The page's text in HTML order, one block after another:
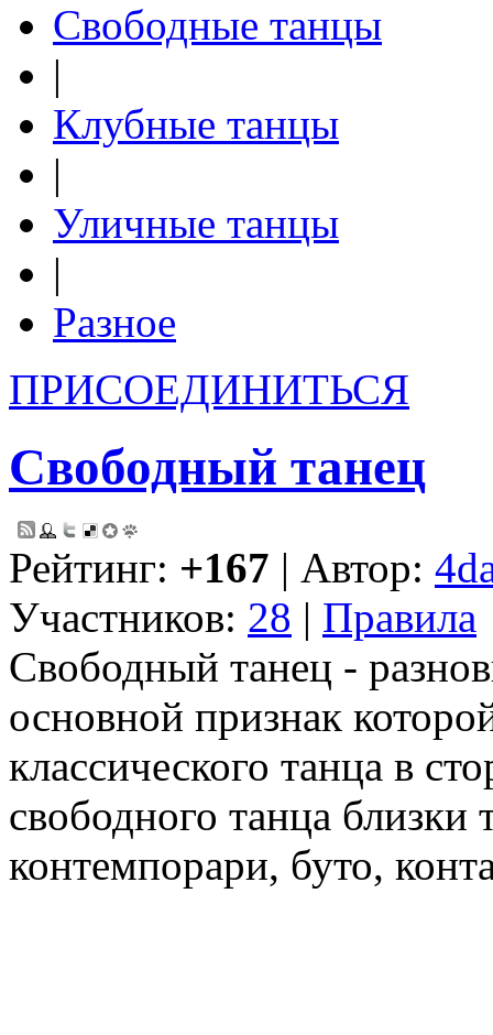
Свободные танцы
|
Клубные танцы
|
Уличные танцы
|
Разное
ПРИСОЕДИНИТЬСЯ
Свободный танец
Рейтинг: +167 | Автор:
Участников: 28 | Правила
Свободный танец -
основной признак
классического танца в
свободного танца
контемпорари, буто,